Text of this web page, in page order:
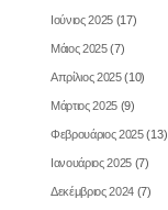
Ιούνιος 2025 (17)
Μάιος 2025(7)
Απρίλιος 2025(10)
Μάρτιος 2025 (9)
Φεβρουάριος 2025(13)
Ιανουάριος 2025 (7)
Δεκέμβριος 2024 (7)